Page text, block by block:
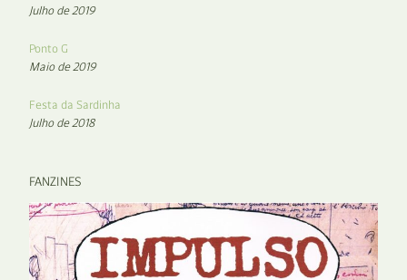
Julho de 2019
Ponto G
Maio de 2019
Festa da Sardinha
Julho de 2018
FANZINES